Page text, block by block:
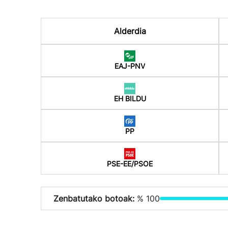
Alderdia
EAJ-PNV
EH BILDU
PP
PSE-EE/PSOE
Zenbatutako botoak: % 100